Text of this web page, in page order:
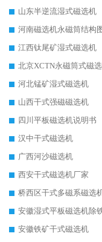
山东半逆流湿式磁选机
河南磁选机永磁筒结构
江西钛尾矿湿式磁选机
河北锰矿湿式磁选机
山西干式强磁磁选机
四川平板磁选机说明书
汉中干式磁选机
广西河沙磁选机
西安干式磁选机厂家
桥西区干式多磁系磁选
安徽铁矿干式磁选机